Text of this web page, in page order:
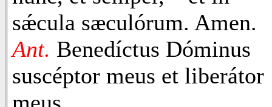
sǽcula sæculórum. Amen.
Ant. Benedíctus Dóminus
suscéptor meus et liberátor